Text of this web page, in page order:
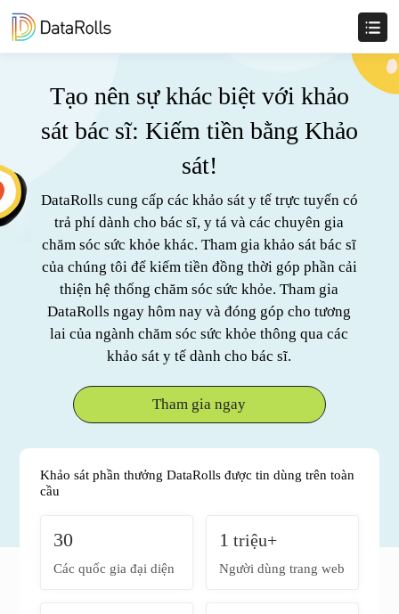
Tạo nên sự khác biệt với khảo
sát bác sĩ: Kiếm tiền bằng Khảo
sát!
DataRolls cung cấp các khảo sát y tế trực tuyến có
trả phí dành cho bác sĩ, y tá và các chuyên gia
chăm sóc sức khỏe khác. Tham gia khảo sát bác sĩ
của chúng tôi để kiếm tiền đồng thời góp phần cải
thiện hệ thống chăm sóc sức khỏe. Tham gia
DataRolls ngay hôm nay và đóng góp cho tương
lai của ngành chăm sóc sức khỏe thông qua các
khảo sát y tế dành cho bác sĩ.
Tham gia ngay
Khảo sát phần thưởng DataRolls được tin dùng trên toàn
cầu
30
Các quốc gia đại diện
1 triệu+
Người dùng trang web